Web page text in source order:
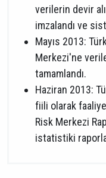
verilerin devir
imzalandı ve
Mayıs 2013:
Merkezi'ne
tamamlandı.
Haziran 2013:
fiili olarak
Risk Merkezi
istatistiki